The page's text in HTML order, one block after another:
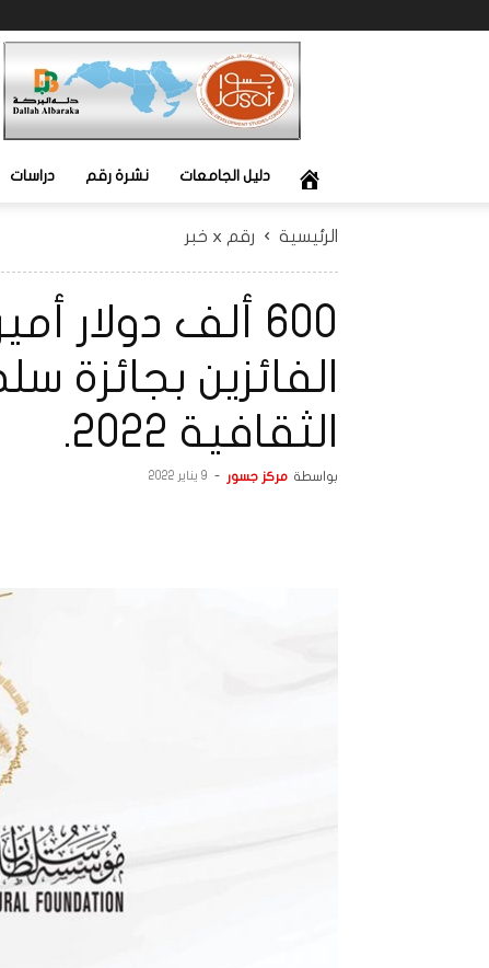
دليل الجامعات نشرة رقم دراسات
الرئيسية رقم x خبر
600 ألف دولار
الفائزين
الثقافية 2022.
بواسطة مركز جسور - 9 يناير 2022